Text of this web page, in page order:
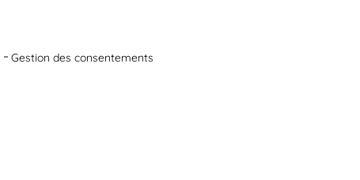
Gestion des consentements